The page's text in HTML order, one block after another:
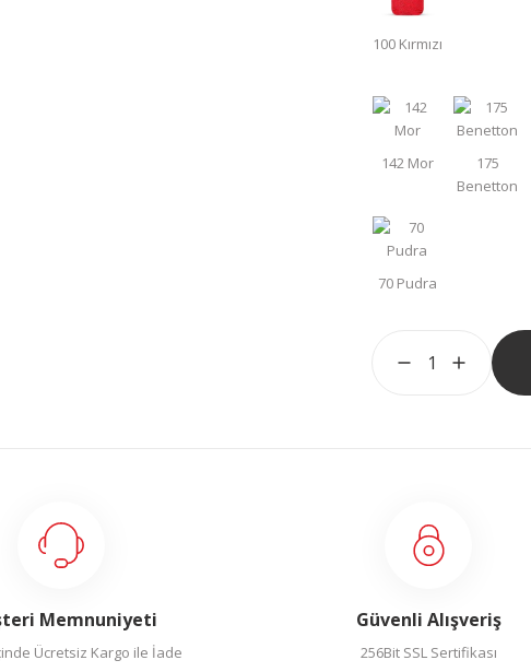
Memnuniyeti
Ücretsiz Kargo ile İade
Güvenli Alışveriş
256Bit SSL Sertifikası